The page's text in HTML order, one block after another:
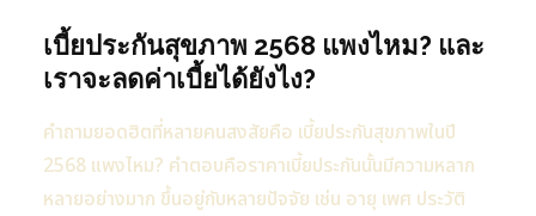
เบี้ยประกันสุขภาพ 2568 แพงไหม? และ
เราจะลดค่าเบี้ยได้ยังไง?
คำถามยอดฮิตที่หลายคนสงสัยคือ เบี้ยประกันสุขภาพในปี
2568 แพงไหม? คำตอบคือราคาเบี้ยประกันนั้นมีความหลาก
หลายอย่างมาก ขึ้นอยู่กับหลายปัจจัย เช่น อายุ เพศ ประวัติ